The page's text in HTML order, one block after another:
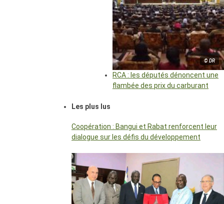
© DR
RCA : les députés dénoncent une
flambée des prix du carburant
Les plus lus
Coopération : Bangui et Rabat renforcent leur
dialogue sur les défis du développement